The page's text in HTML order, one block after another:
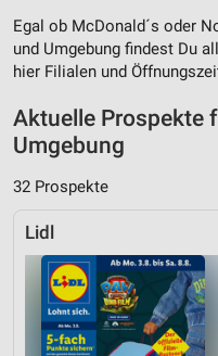
Egal ob McDonald´s oder
und Umgebung findest Du
hier Filialen und
Aktuelle Prospekte
Umgebung
32 Prospekte
Lidl